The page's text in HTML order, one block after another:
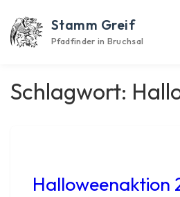
content
Stamm Greif
Pfadfinder in Bruchsal
Schlagwort:
Halloweenaktion